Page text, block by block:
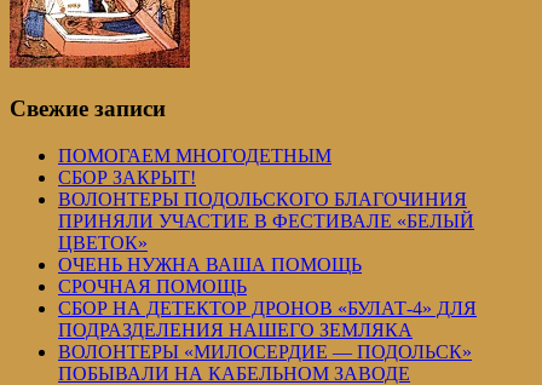
Свежие записи
ПОМОГАЕМ МНОГОДЕТНЫМ
СБОР ЗАКРЫТ!
ВОЛОНТЕРЫ ПОДОЛЬСКОГО БЛАГОЧИНИЯ
ПРИНЯЛИ УЧАСТИЕ В ФЕСТИВАЛЕ «БЕЛЫЙ
ЦВЕТОК»
ОЧЕНЬ НУЖНА ВАША ПОМОЩЬ
СРОЧНАЯ ПОМОЩЬ
СБОР НА ДЕТЕКТОР ДРОНОВ «БУЛАТ-4» ДЛЯ
ПОДРАЗДЕЛЕНИЯ НАШЕГО ЗЕМЛЯКА
ВОЛОНТЕРЫ «МИЛОСЕРДИЕ — ПОДОЛЬСК»
ПОБЫВАЛИ НА КАБЕЛЬНОМ ЗАВОДЕ